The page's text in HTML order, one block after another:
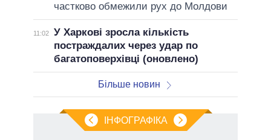
частково обмежили рух до Молдови
11:02
У Харкові зросла кількість
постраждалих через удар по
багатоповерхівці (оновлено)
Більше новин
ІНФОГРАФІКА